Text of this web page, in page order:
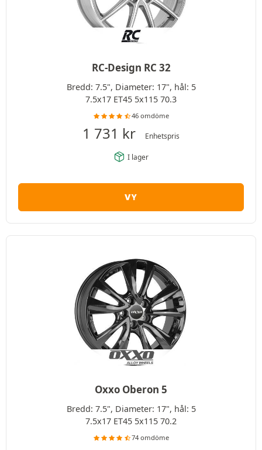
RC-Design RC 32
Bredd: 7.5", Diameter: 17", hål: 5
7.5x17 ET45 5x115 70.3
46 omdöme
1 731 kr Enhetspris
I lager
VY
Oxxo Oberon 5
Bredd: 7.5", Diameter: 17", hål: 5
7.5x17 ET45 5x115 70.2
74 omdöme